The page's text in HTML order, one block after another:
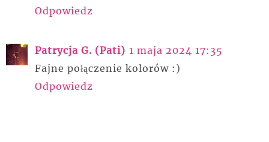
Odpowiedz
Patrycja G. (Pati) 1 maja 2024 17:35
Fajne połączenie kolorów :)
Odpowiedz